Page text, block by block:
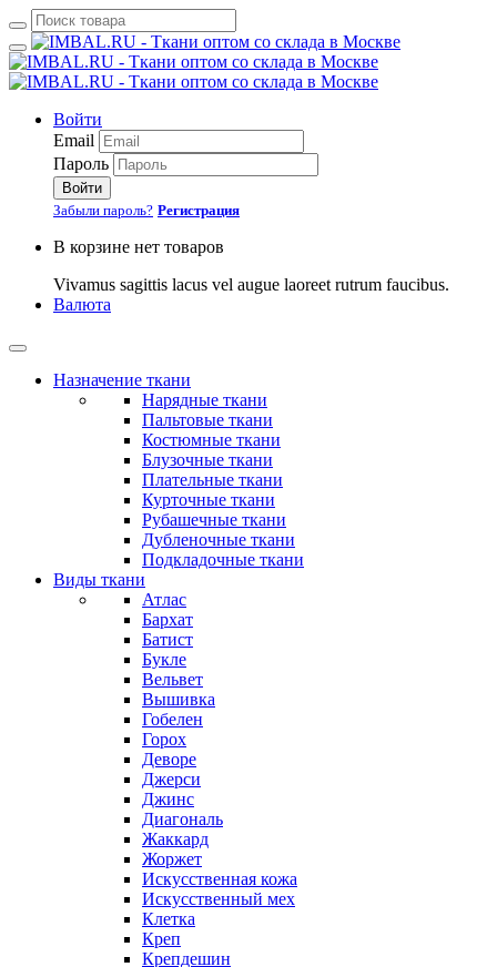
Войти
Email
Пароль
Войти
Забыли пароль? Регистрация
В корзине нет товаров
Vivamus sagittis lacus vel augue laoreet rutrum faucibus.
Валюта
Назначение ткани
Нарядные ткани
Пальтовые ткани
Костюмные ткани
Блузочные ткани
Плательные ткани
Курточные ткани
Рубашечные ткани
Дубленочные ткани
Подкладочные ткани
Виды ткани
Атлас
Бархат
Батист
Букле
Вельвет
Вышивка
Гобелен
Горох
Деворе
Джерси
Джинс
Диагональ
Жаккард
Жоржет
Искусственная кожа
Искусственный мех
Клетка
Креп
Крепдешин